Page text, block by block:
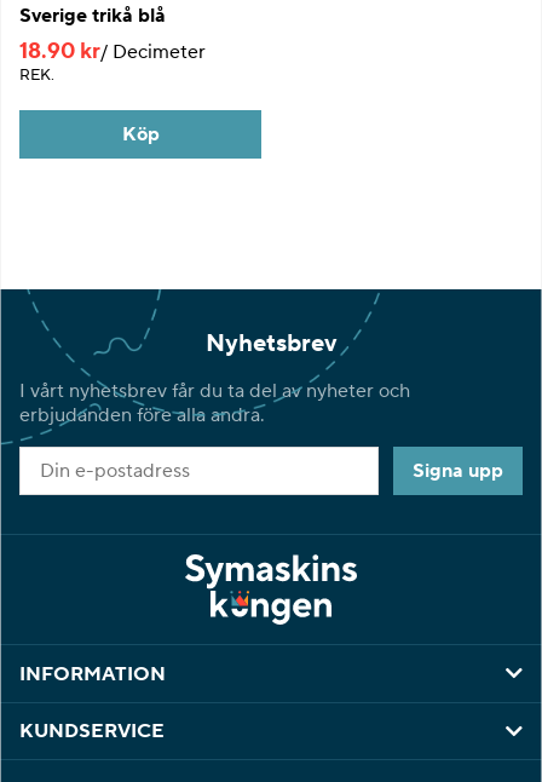
Sverige trikå blå
18.90 kr Decimeter
REK.
Köp
Nyhetsbrev
I vårt nyhetsbrev får du ta del av nyheter och
erbjudanden före alla andra.
Signa upp
INFORMATION
KUNDSERVICE